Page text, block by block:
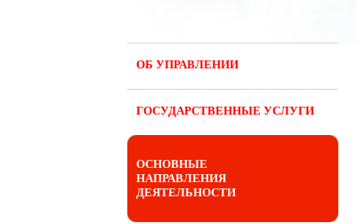
ОБ УПРАВЛЕНИИ
ГОСУДАРСТВЕННЫЕ УСЛУГИ
ОСНОВНЫЕ
НАПРАВЛЕНИЯ
ДЕЯТЕЛЬНОСТИ